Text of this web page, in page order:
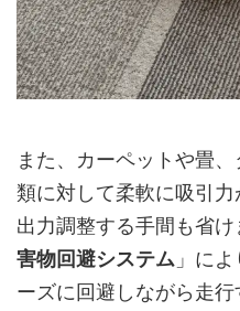
また、カーペットや畳
類に対して柔軟に吸引
出力調整する手間も省
害物回避システム 」に
ーズに回避しながら走